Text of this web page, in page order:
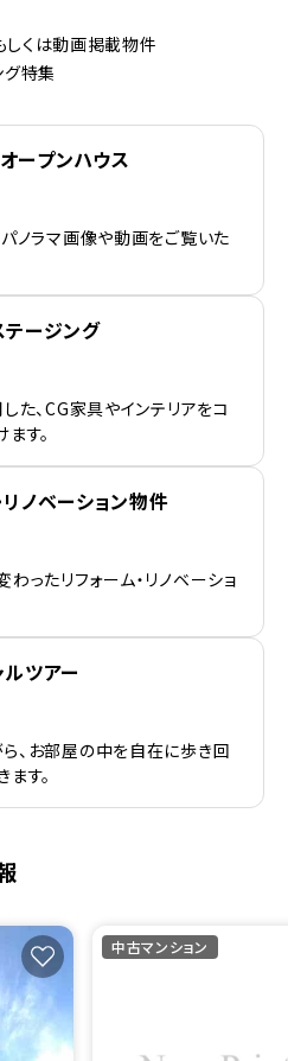
しくは動画掲載物件
特集
ープンハウス
ノラマ画像や動画をご覧いた
ージング
た、CG家具やインテリアをコ
す。
リノベーション物件
ったリフォーム・リノベーショ
ツアー
、お部屋の中を自在に歩き回
す。
中古マンション